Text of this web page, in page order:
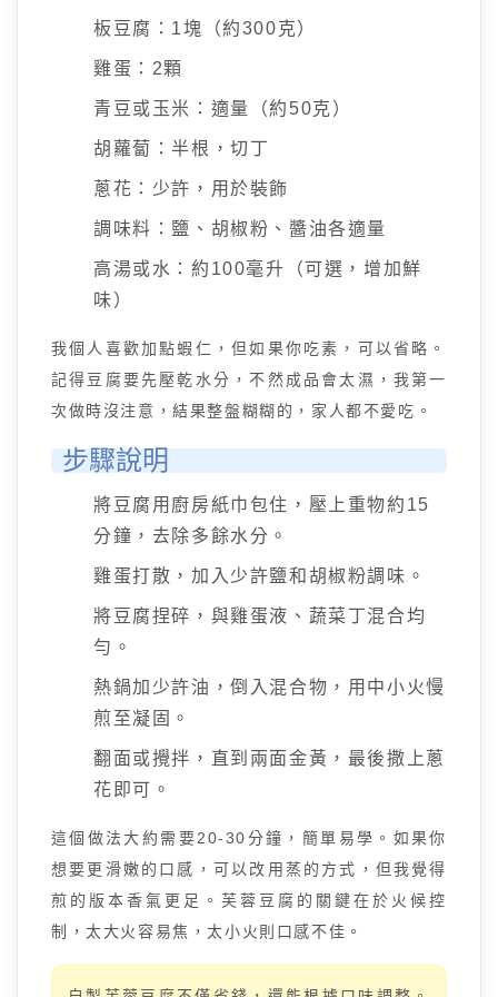
板豆腐：1塊（約300克）
雞蛋：2顆
青豆或玉米：適量（約50克）
胡蘿蔔：半根，切丁
蔥花：少許，用於裝飾
調味料：鹽、胡椒粉、醬油各適量
高湯或水：約100毫升（可選，增加鮮
味）
我個人喜歡加點蝦仁，但如果你吃素，可以省略。
記得豆腐要先壓乾水分，不然成品會太濕，我第一
次做時沒注意，結果整盤糊糊的，家人都不愛吃。
步驟說明
將豆腐用廚房紙巾包住，壓上重物約15
分鐘，去除多餘水分。
雞蛋打散，加入少許鹽和胡椒粉調味。
將豆腐捏碎，與雞蛋液、蔬菜丁混合均
勻。
熱鍋加少許油，倒入混合物，用中小火慢
煎至凝固。
翻面或攪拌，直到兩面金黃，最後撒上蔥
花即可。
這個做法大約需要20-30分鐘，簡單易學。如果你
想要更滑嫩的口感，可以改用蒸的方式，但我覺得
煎的版本香氣更足。芙蓉豆腐的關鍵在於火候控
制，太大火容易焦，太小火則口感不佳。